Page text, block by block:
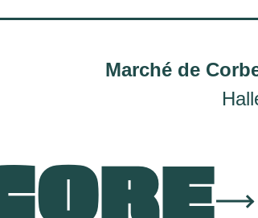
Marché de